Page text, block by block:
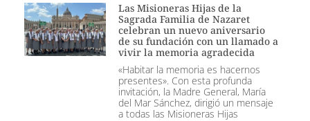
Las Misioneras Hijas de la
Sagrada Familia de Nazaret
celebran un nuevo aniversario
de su fundación con un llamado a
vivir la memoria agradecida
«Habitar la memoria es hacernos
presentes». Con esta profunda
invitación, la Madre General, María
del Mar Sánchez, dirigió un mensaje
a todas las Misioneras Hijas